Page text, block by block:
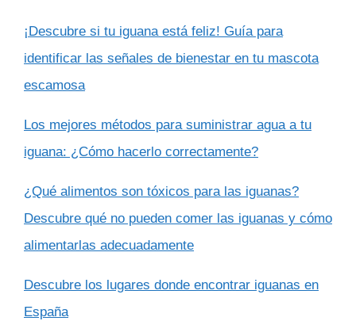
¡Descubre si tu iguana está feliz! Guía para
identificar las señales de bienestar en tu mascota
escamosa
Los mejores métodos para suministrar agua a tu
iguana: ¿Cómo hacerlo correctamente?
¿Qué alimentos son tóxicos para las iguanas?
Descubre qué no pueden comer las iguanas y cómo
alimentarlas adecuadamente
Descubre los lugares donde encontrar iguanas en
España